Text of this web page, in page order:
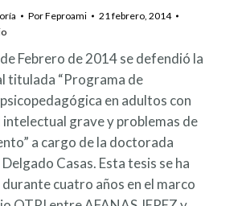
PorFeproami
21 febrero, 2014
Febrero de 2014 se defendió la
titulada “Programa de
en adultos con
intelectual grave y problemas de
a cargo de la doctorada
Casas. Esta tesis se ha
cuatro años en el marco